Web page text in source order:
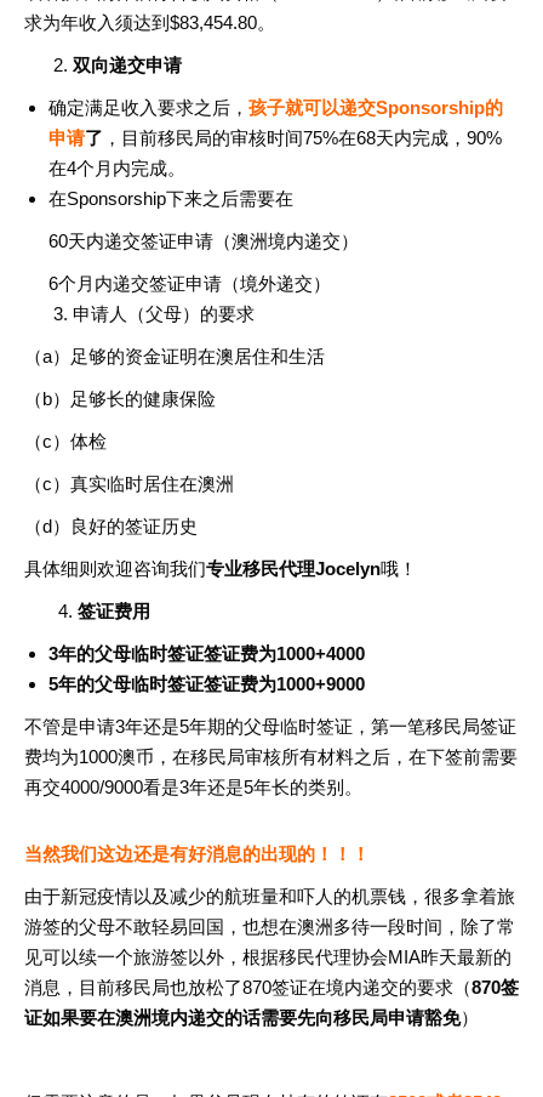
求为年收入须达到$83,454.80。
2. 双向递交申请
确定满足收入要求之后， 孩子就可以递交Sponsorship的
申请了 ，目前移民局的审核时间75%在68天内完成，90%
在4个月内完成。
在Sponsorship下来之后需要在
60天内递交签证申请（澳洲境内递交）
6个月内递交签证申请（境外递交）
3. 申请人（父母）的要求
（a）足够的资金证明在澳居住和生活
（b）足够长的健康保险
（c）体检
（c）真实临时居住在澳洲
（d）良好的签证历史
具体细则欢迎咨询我们专业移民代理Jocelyn哦！
4. 签证费用
3年的父母临时签证签证费为1000+4000
5年的父母临时签证签证费为1000+9000
不管是申请3年还是5年期的父母临时签证，第一笔移民局签证
费均为1000澳币，在移民局审核所有材料之后，在下签前需要
再交4000/9000看是3年还是5年长的类别。
当然我们这边还是有好消息的出现的！！！
由于新冠疫情以及减少的航班量和吓人的机票钱，很多拿着旅
游签的父母不敢轻易回国，也想在澳洲多待一段时间，除了常
见可以续一个旅游签以外，根据移民代理协会MIA昨天最新的
消息，目前移民局也放松了870签证在境内递交的要求（870签
证如果要在澳洲境内递交的话需要先向移民局申请豁免）